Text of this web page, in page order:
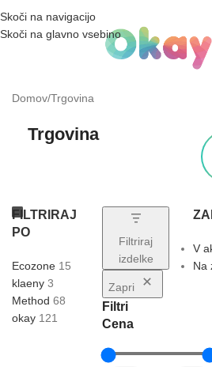
Skoči na navigacijo
Skoči na glavno vsebino
NOVA SPLETNA
Domov Trgovina
Trgovina
FILTRIRAJ
PO
Ecozone 15
klaeny 3
Method 68
okay 121
Filtriraj
izdelke
Zapri
Filtri
Cena
V
Na